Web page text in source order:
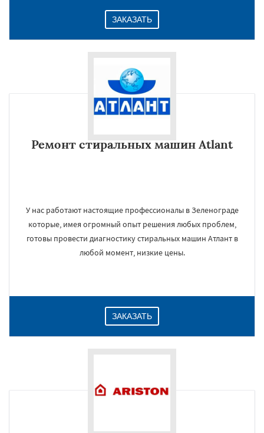
ЗАКАЗАТЬ
Ремонт стиральных машин Atlant
У нас работают настоящие профессионалы в Зеленограде
которые, имея огромный опыт решения любых проблем,
готовы провести диагностику стиральных машин Атлант в
любой момент, низкие цены.
ЗАКАЗАТЬ